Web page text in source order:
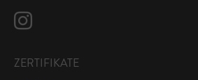
ZERTIFIKATE